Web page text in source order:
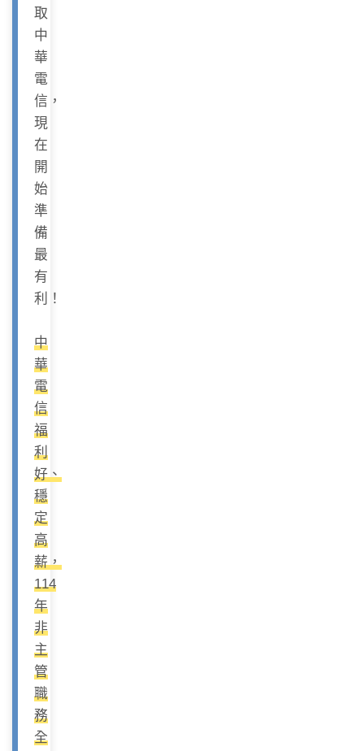
取
中
華
電
信，
現
在
開
始
準
備
最
有
利！
中
華
電
信
福
利
好、
穩
定
高
薪，
114
年
非
主
管
職
務
全